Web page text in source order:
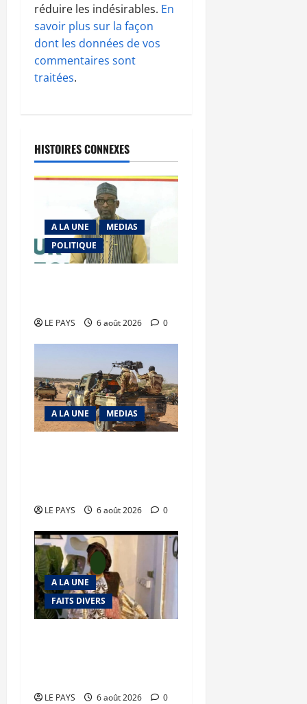
réduire les indésirables. En
savoir plus sur la façon
dont les données de vos
commentaires sont
traitées.
HISTOIRES CONNEXES
A LA UNE
MEDIAS
POLITIQUE
LE PAYS 6 août 2026 0
A LA UNE MEDIAS
LE PAYS 6 août 2026 0
A LA UNE
FAITS DIVERS
LE PAYS 6 août 2026 0